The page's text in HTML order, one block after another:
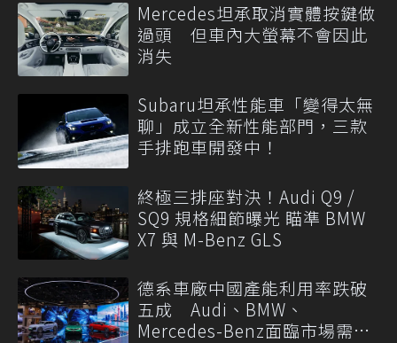
Mercedes坦承取消實體按鍵做
過頭 但車內大螢幕不會因此
消失
Subaru坦承性能車「變得太無
聊」成立全新性能部門，三款
手排跑車開發中！
終極三排座對決！Audi Q9 /
SQ9 規格細節曝光 瞄準 BMW
X7 與 M-Benz GLS
德系車廠中國產能利用率跌破
五成 Audi、BMW、
Mercedes-Benz面臨市場需求